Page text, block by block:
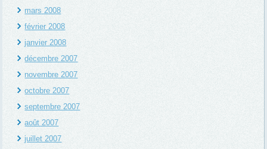
mars 2008
février 2008
janvier 2008
décembre 2007
novembre 2007
octobre 2007
septembre 2007
août 2007
juillet 2007